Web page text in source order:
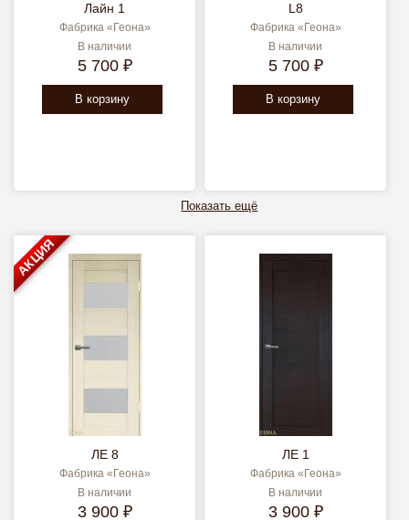
Лайн 1
Фабрика «Геона»
В наличии
5 700 ₽
В корзину
L8
Фабрика «Геона»
В наличии
5 700 ₽
В корзину
Показать ещё
ЛЕ 8
Фабрика «Геона»
В наличии
3 900 ₽
АКЦИЯ
ЛЕ 1
Фабрика «Геона»
В наличии
3 900 ₽
Страницы